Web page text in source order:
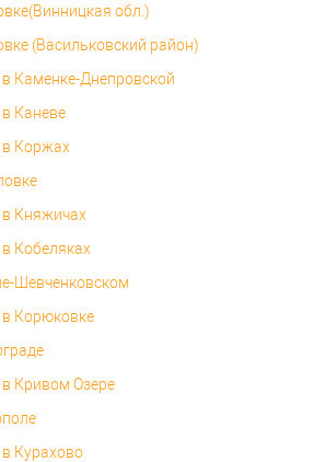
обл.)
(Васильковский район)
Каменке-Днепровской
Каневе
в Коржах
в Княжичах
Кобеляках
Шевченковском
в Корюковке
Кривом Озере
Курахово